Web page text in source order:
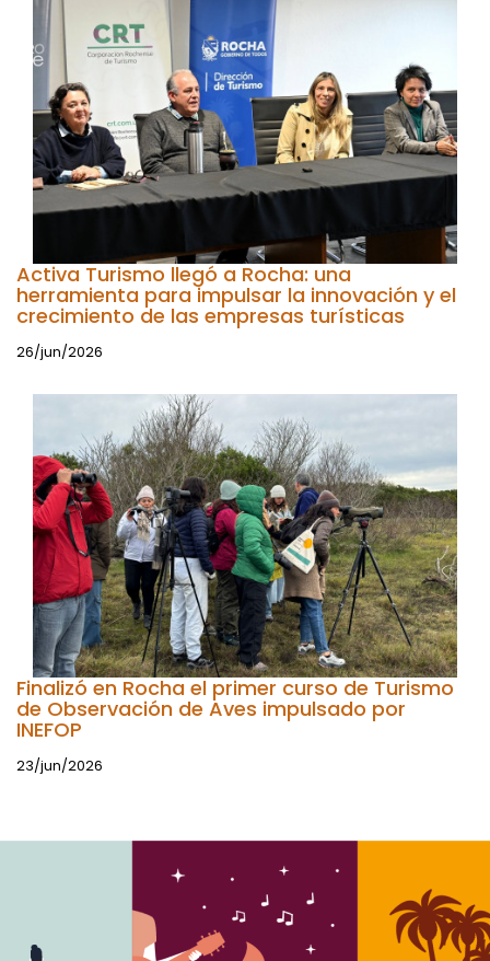
Activa Turismo llegó a Rocha: una
herramienta para impulsar la innovación y el
crecimiento de las empresas turísticas
26/jun/2026
Finalizó en Rocha el primer curso de Turismo
de Observación de Aves impulsado por
INEFOP
23/jun/2026